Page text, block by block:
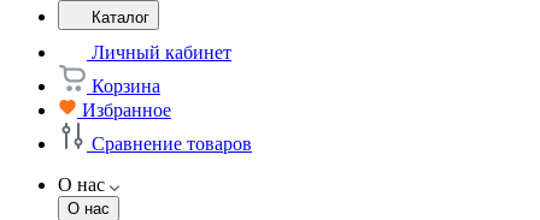
Каталог
Личный кабинет
Корзина
Избранное
Сравнение товаров
О нас
О нас